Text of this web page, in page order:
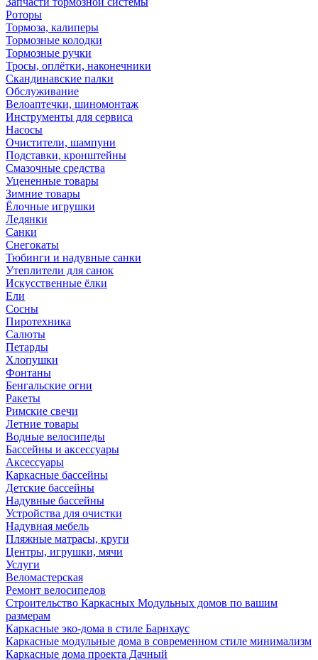
Роторы
Тормоза, калиперы
Тормозные колодки
Тормозные ручки
Тросы, оплётки, наконечники
Скандинавские палки
Обслуживание
Велоаптечки, шиномонтаж
Инструменты для сервиса
Насосы
Очистители, шампуни
Подставки, кронштейны
Смазочные средства
Уцененные товары
Зимние товары
Ёлочные игрушки
Ледянки
Санки
Снегокаты
Тюбинги и надувные санки
Утеплители для санок
Искусственные ёлки
Ели
Сосны
Пиротехника
Салюты
Петарды
Хлопушки
Фонтаны
Бенгальские огни
Ракеты
Римские свечи
Летние товары
Водные велосипеды
Бассейны и аксессуары
Аксессуары
Каркасные бассейны
Детские бассейны
Надувные бассейны
Устройства для очистки
Надувная мебель
Пляжные матрасы, круги
Центры, игрушки, мячи
Услуги
Веломастерская
Ремонт велосипедов
Строительство Каркасных Модульных домов по вашим
размерам
Каркасные эко-дома в стиле Барнхаус
Каркасные модульные дома в современном стиле минимализм
Каркасные дома проекта Дачный